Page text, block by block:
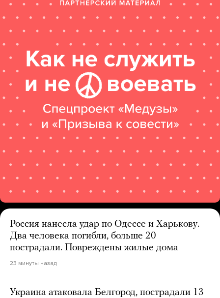
Россия нанесла удар по Одессе и Харькову.
Два человека погибли, больше 20
пострадали. Повреждены жилые дома
23 минуты назад
Украина атаковала Белгород, пострадали 13